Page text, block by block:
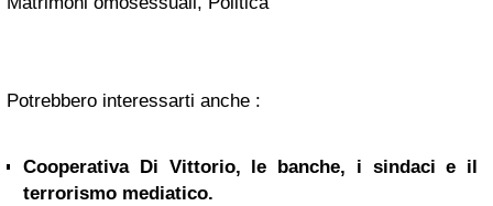
Potrebbero interessarti anche :
Cooperativa Di Vittorio, le banche, i sindaci e il
terrorismo mediatico.